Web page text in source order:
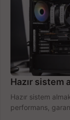
Hazır sistem
Hazır sistem
performans,